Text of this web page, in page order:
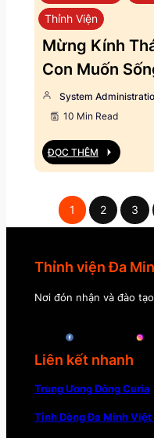
Thỉnh Viện
Mừng Kính
Con Muốn
System
10 Min Read
ĐỌC THÊM
1 2 3
Thỉnh viện Đa
Nơi đón nhận và đào
Liên kết nhanh
Trung Ương Dòng Curia
Tỉnh Dòng Đa Minh Việt